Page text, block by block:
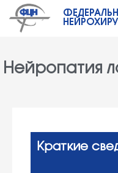
Нейропатия
Краткие